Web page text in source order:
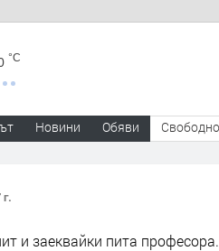
°C
Новини Обяви
и заеквайки пита професора.